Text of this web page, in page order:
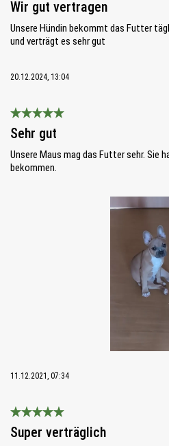
Wir gut vertragen
Unsere Hündin bekommt das Futter
und verträgt es sehr gut
20.12.2024, 13:04
Bewertung mit 5 von 5 Sternen
Sehr gut
Unsere Maus mag das Futter sehr. Sie
bekommen.
11.12.2021, 07:34
Bewertung mit 5 von 5 Sternen
Super verträglich